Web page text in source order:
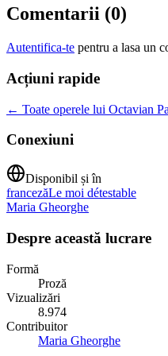
Comentarii (0)
Autentifica-te pentru a lasa un
Acțiuni rapide
← Toate operele lui Octavian
Conexiuni
Disponibil și în
francezăLe moi détestable
Maria Gheorghe
Despre această lucrare
Formă
Proză
Vizualizări
8.974
Contribuitor
Maria Gheorghe